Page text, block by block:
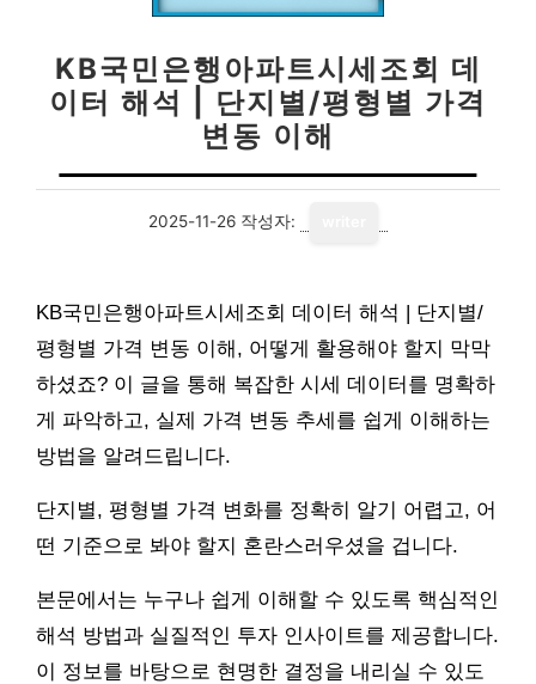
KB국민은행아파트시세조회 데
이터 해석 | 단지별/평형별 가격
변동 이해
2025-11-26 작성자:
KB국민은행아파트시세조회 데이터 해석 | 단지별/
평형별 가격 변동 이해, 어떻게 활용해야 할지 막막
하셨죠? 이 글을 통해 복잡한 시세 데이터를 명확하
게 파악하고, 실제 가격 변동 추세를 쉽게 이해하는
방법을 알려드립니다.
단지별, 평형별 가격 변화를 정확히 알기 어렵고, 어
떤 기준으로 봐야 할지 혼란스러우셨을 겁니다.
본문에서는 누구나 쉽게 이해할 수 있도록 핵심적인
해석 방법과 실질적인 투자 인사이트를 제공합니다.
이 정보를 바탕으로 현명한 결정을 내리실 수 있도